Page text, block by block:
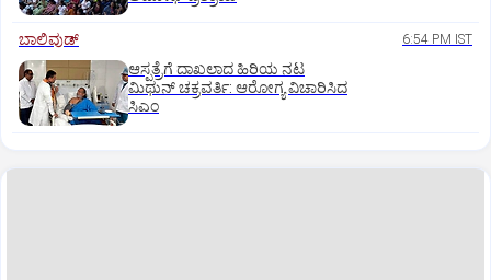
ಬಾಲಿವುಡ್‌ 6:54 PM IST
ಆಸ್ಪತ್ರೆಗೆ ದಾಖಲಾದ ಹಿರಿಯ ನಟ
ಮಿಥುನ್ ಚಕ್ರವರ್ತಿ: ಆರೋಗ್ಯ ವಿಚಾರಿಸಿದ
ಸಿಎಂ